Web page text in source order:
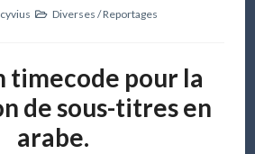
Diverses /Reportages
timecode pour la
de sous-titres en
arabe.